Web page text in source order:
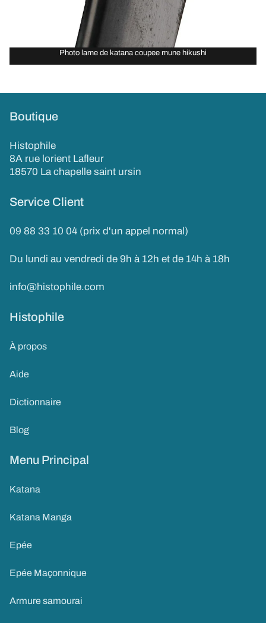
Photo lame de katana coupee mune hikushi
Boutique
Histophile
8A rue lorient Lafleur
18570 La chapelle saint ursin
Service Client
09 88 33 10 04 (prix d'un appel normal)
Du lundi au vendredi de 9h à 12h et de 14h à 18h
info@histophile.com
Histophile
À propos
Aide
Dictionnaire
Blog
Menu Principal
Katana
Katana Manga
Epée
Epée Maçonnique
Armure samourai